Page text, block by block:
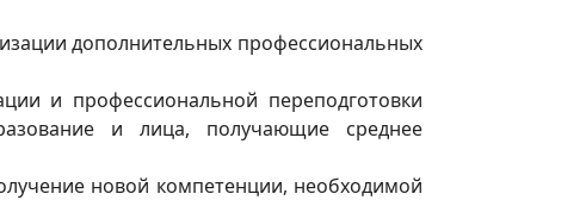
дополнительных профессиональных
и профессиональной переподготовки
и лица, получающие среднее
новой компетенции, необходимой